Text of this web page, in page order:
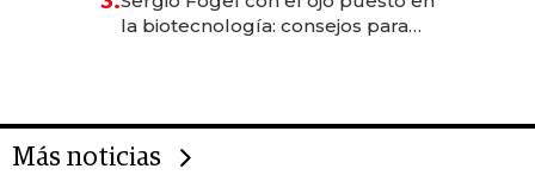
anticipación y prepara apertura
la biotecnología: consejos para
Más noticias